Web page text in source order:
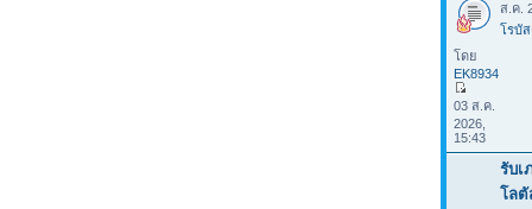
ส.ค.
โรบั
โดย
EK8934
03 ส.ค.
2026,
15:43
รับเ
โลตั